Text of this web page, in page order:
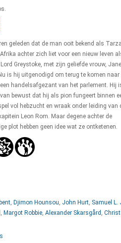
geleden dat de man ooit bekend als
achter zich liet voor een nieuw leven
Greystoke, met zijn geliefde vrouw,
is hij uitgenodigd om terug te komen naar
handelsafgezant van het parlement. Hij
bewust dat hij als pion fungeert binnen
vol hebzucht en wraak onder leiding van
Leon Rom. Maar degene achter de
plot hebben geen idee wat ze ontketenen.
, Djimon Hounsou, John Hurt, Samuel L.
, Margot Robbie, Alexander Skarsgård ,